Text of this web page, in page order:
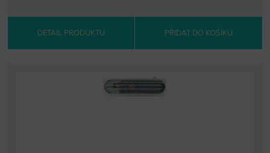
DETAIL PRODUKTU PŘIDAT DO KOŠÍKU